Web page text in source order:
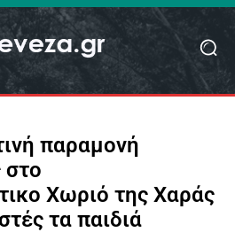
παραμονή
στο
Χωριό της Χαράς
τα παιδιά